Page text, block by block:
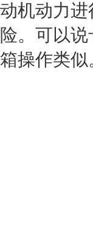
动机动力进
险。可以说
箱操作类似